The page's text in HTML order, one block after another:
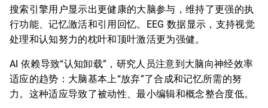
搜索引擎用户显示出更健康的大脑参与，维持了更强的执
行功能、记忆激活和引用回忆。EEG 数据显示，支持视觉
处理和认知努力的枕叶和顶叶激活更为强健。
AI 依赖导致“认知卸载”，研究人员注意到大脑向神经效率
适应的趋势：大脑基本上“放弃”了合成和记忆所需的努
力。这种适应导致了被动性、最小编辑和概念整合度低。